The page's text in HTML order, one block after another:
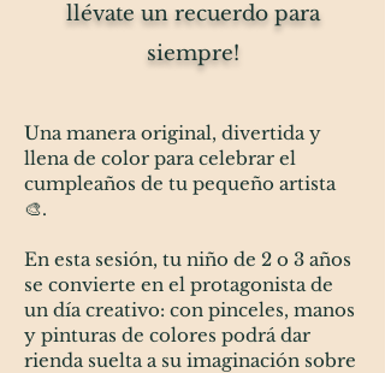
llévate un recuerdo para
siempre!
Una manera original, divertida y
llena de color para celebrar el
cumpleaños de tu pequeño artista
🎨.
En esta sesión, tu niño de 2 o 3 años
se convierte en el protagonista de
un día creativo: con pinceles, manos
y pinturas de colores podrá dar
rienda suelta a su imaginación sobre